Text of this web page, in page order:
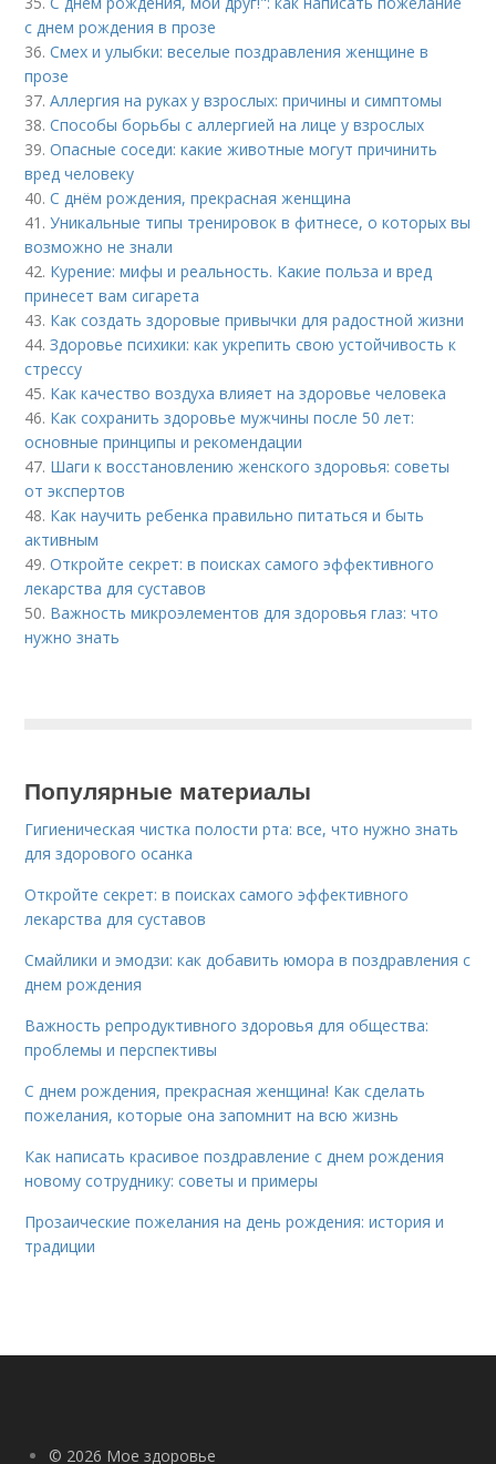
с днем рождения в прозе
36.Смех и улыбки: веселые поздравления женщине в
прозе
37.Аллергия на руках у взрослых: причины и симптомы
38.Способы борьбы с аллергией на лице у взрослых
39.Опасные соседи: какие животные могут причинить
вред человеку
40.С днём рождения, прекрасная женщина
41.Уникальные типы тренировок в фитнесе, о которых вы
возможно не знали
42. Курение: мифы и реальность. Какие польза и вред
принесет вам сигарета
43. Как создать здоровые привычки для радостной жизни
44.Здоровье психики: как укрепить свою устойчивость к
стрессу
45. Как качество воздуха влияет на здоровье человека
46. Как сохранить здоровье мужчины после 50 лет:
основные принципы и рекомендации
47. Шаги к восстановлению женского здоровья: советы
от экспертов
48. Как научить ребенка правильно питаться и быть
активным
49.Откройте секрет: в поисках самого эффективного
лекарства для суставов
50. Важность микроэлементов для здоровья глаз: что
нужно знать
Популярные материалы
Гигиеническая чистка полости рта: все, что нужно знать
для здорового осанка
Откройте секрет: в поисках самого эффективного
лекарства для суставов
Смайлики и эмодзи: как добавить юмора в поздравления с
днем рождения
Важность репродуктивного здоровья для общества:
проблемы и перспективы
С днем рождения, прекрасная женщина! Как сделать
пожелания, которые она запомнит на всю жизнь
Как написать красивое поздравление с днем рождения
новому сотруднику: советы и примеры
Прозаические пожелания на день рождения: история и
традиции
© 2026 Мое здоровье